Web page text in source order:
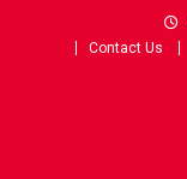
Contact Us